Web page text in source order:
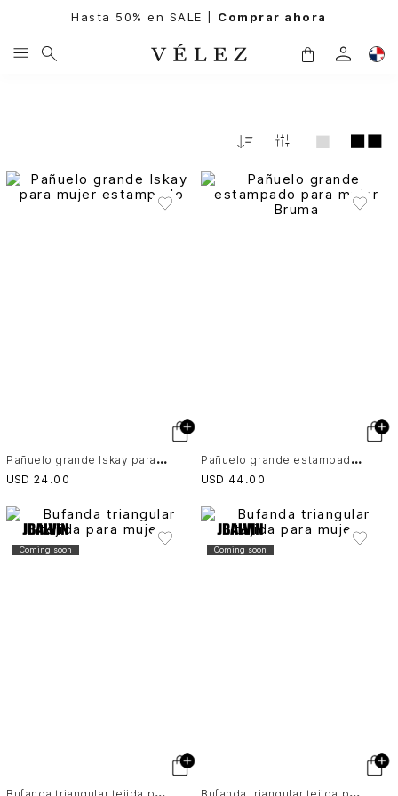
Hasta 50% en SALE | Comprar ahora
Fecha
P
añuelo grande Iskay para mujer estampado
USD 24 .00
P
añuelo grande estampado para mujer Bruma
USD 44 .00
Coming soon Coming soon